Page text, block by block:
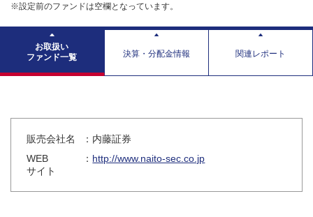
※設定前のファンドは空欄となっています。
お取扱い
ファンド一覧
決算・分配金情報 関連レポート
販売会社名
：内藤証券
WEB
サイト
： http://www.naito-sec.co.jp